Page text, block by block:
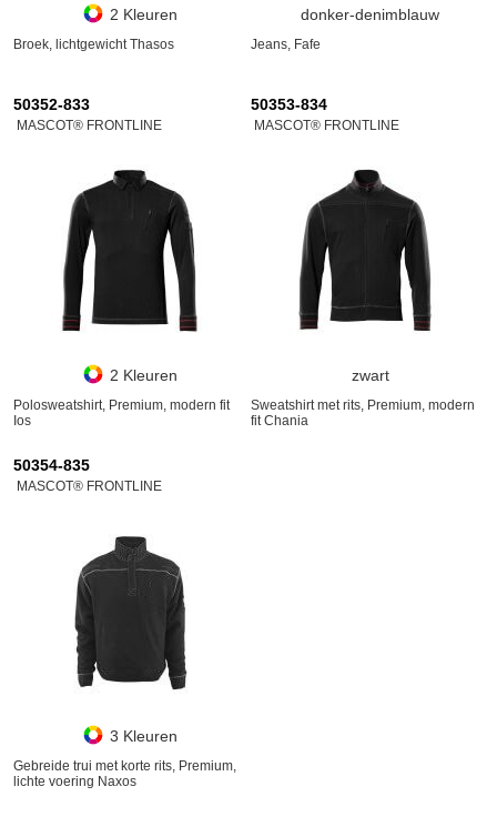
2 Kleuren
Broek, lichtgewicht Thasos
donker-denimblauw
Jeans, Fafe
50352-833
MASCOT® FRONTLINE
2 Kleuren
Polosweatshirt, Premium, modern fit
Ios
50353-834
MASCOT® FRONTLINE
zwart
Sweatshirt met rits, Premium, modern
fit Chania
50354-835
MASCOT® FRONTLINE
3 Kleuren
Gebreide trui met korte rits, Premium,
lichte voering Naxos